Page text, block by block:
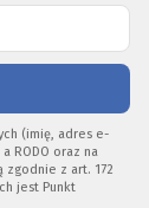
(imię, adres e-
RODO oraz na
z art. 172
jest Punkt